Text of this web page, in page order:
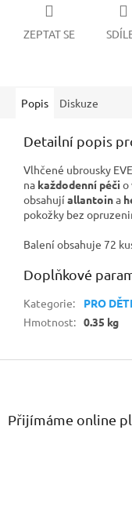
ZEPTAT SE
Popis Diskuze
Detailní popis
Vlhčené ubrousky
na každodenní péči o
obsahují allantoina
pokožky bez
Balení obsahuje 72
Doplňkové
Kategorie:
PRO DĚTI
Hmotnost: 0.35 kg
Z
Přijímáme online